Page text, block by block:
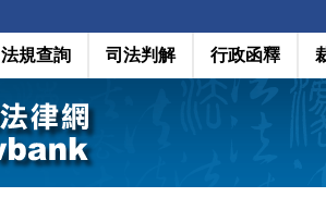
法規查詢 司法判解 行政函釋